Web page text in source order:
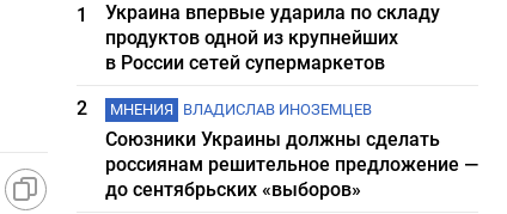
1
Украина впервые ударила по складу
продуктов одной из крупнейших
в России сетей супермаркетов
2
МНЕНИЯ ВЛАДИСЛАВ ИНОЗЕМЦЕВ
Союзники Украины должны сделать
россиянам решительное предложение —
до сентябрьских «выборов»